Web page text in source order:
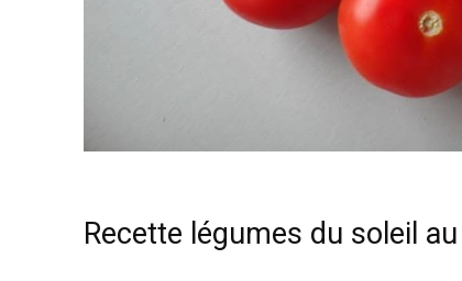
Recette légumes du soleil